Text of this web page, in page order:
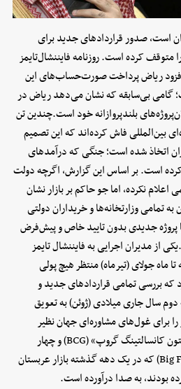
است، صدور قراردادهای جدید برای
کرده است. روزنامه فایننشال‌تایمز
افزود ریاض پرداخت صورت‌حساب‌های این
گامی بی‌سابقه که نشان می‌دهد ریاض در
بلندپروازانه خود است.چندین تن
بین‌المللی فاش کرده‌اند که این تصمیم
اتخاذ شده است؛ جنگی که درآمدهای
است. بر اساس این گزارش، اگرچه دولت
نکرده، اما جو حاکم بر بازار نشان
تمامی وزارتخانه‌ها و خریداران دولتی
پروژه جدیدی بدون تایید خاص و پیش‌فرض
از مدیران اجرایی به فایننشال تایمز
ماه جولای (تیرماه) منتظر هیچ پولی
که بررسی تمامی قراردادهای جدید و
دوم سال جاری میلادی (ژوئن) به تعویق
برای غول‌های مشاوره‌ای جهان نظیر
«مک‌کینزی» (McKinsey)، «بوستون کانسالتینگ گروپ» (BCG) و چهار
شرکت بزرگ حسابرسی جهان (Big Four) که در یک دهه گذشته بازار عربستان
بودند، به صدا درآورده است.